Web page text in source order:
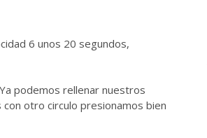
6 unos 20 segundos,
podemos rellenar nuestros
otro circulo presionamos bien